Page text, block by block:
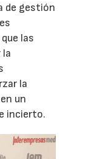
de gestión
las
la
la
un
incierto.